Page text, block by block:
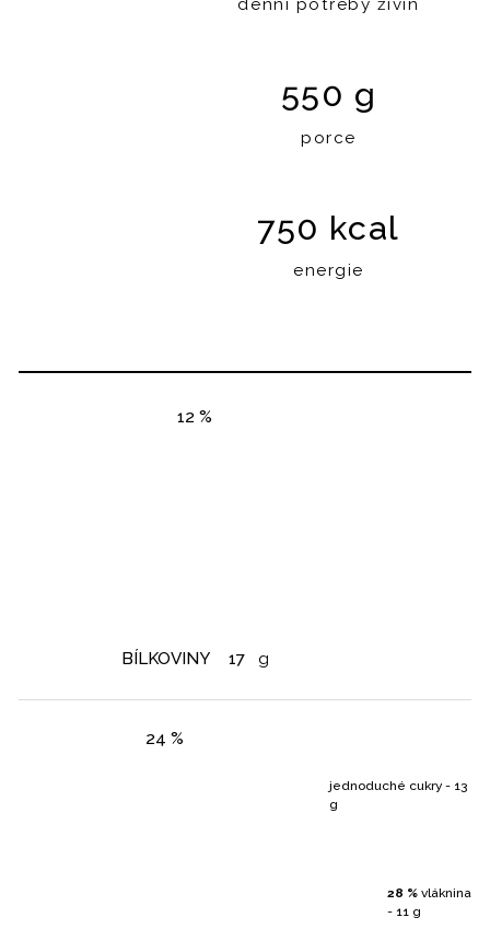
denní potřeby živin
550 g
porce
750 kcal
energie
12 %
BÍLKOVINY 17 g
24 %
jednoduché cukry - 13
g
28 %vláknina
- 11 g